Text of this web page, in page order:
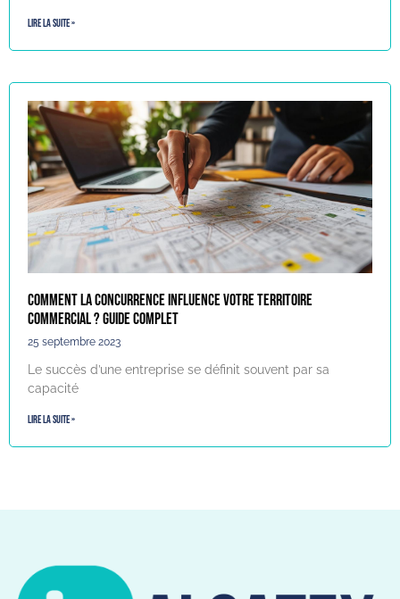
Lire la suite »
Comment la concurrence influence votre territoire
commercial ? Guide complet
25 septembre 2023
Le succès d’une entreprise se définit souvent par sa
capacité
Lire la suite »